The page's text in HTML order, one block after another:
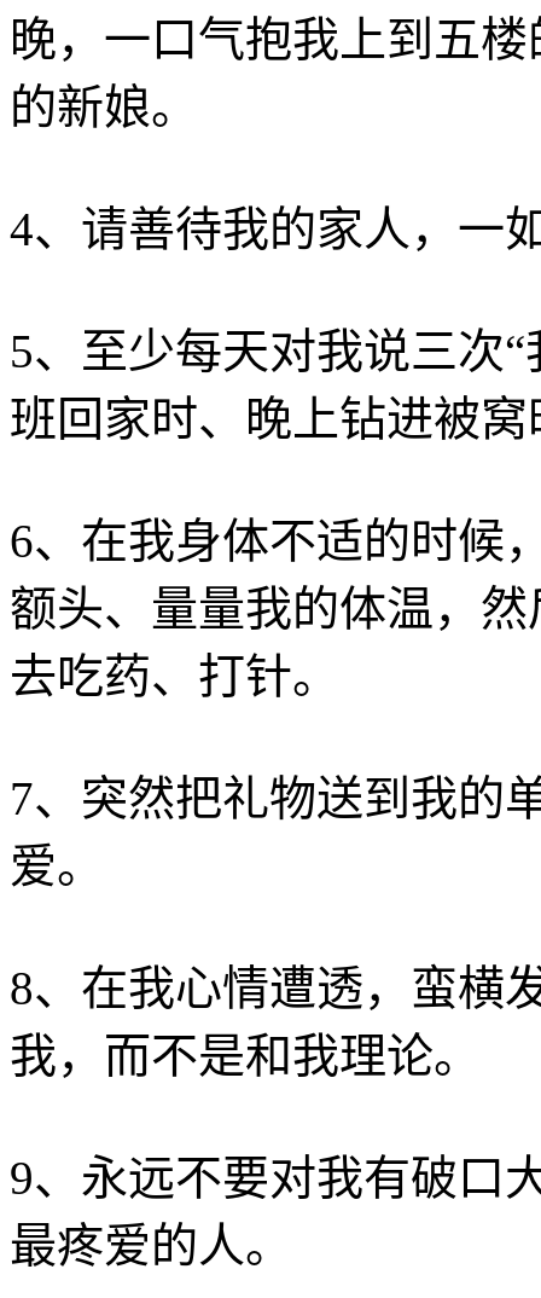
晚，一口气抱我上到五
的新娘。
4、请善待我的家人，一
5、至少每天对我说三次
班回家时、晚上钻进被
6、在我身体不适的时候
额头、量量我的体温，
去吃药、打针。
7、突然把礼物送到我的
爱。
8、在我心情遭透，蛮横
我，而不是和我理论。
9、永远不要对我有破口
最疼爱的人。